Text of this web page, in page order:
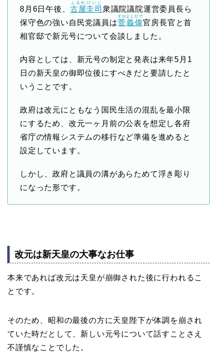
8月6日午後、 古屋
ふるや
圭司
けいじ
衆議院議院運営委員長ら
保守色の強い自民党議員は菅
すが
義偉
よしひで
官房長官と首
相官邸で新元号について会談しました。
内容としては、新元号の制定と発表は来年5月1
日の新天皇の御即位後にすべきだと要請したと
いうことです。
政府は改元にともなう国民生活の混乱を最小限
にするため、改元一ヶ月前の公表を想定し各府
省庁の情報システムの移行など準備を進めると
設定しています。
しかし、政府と議員の溝があらためて浮き彫り
になった形です。
改元は新天皇の大事なお仕事
本来であれば改元は天皇が崩御された後に行われるこ
とです。
そのため、昭和の最後の方に天皇陛下が体調を崩され
ていた時だとして、新しい元号について話すことさえ
不謹慎なことでした。